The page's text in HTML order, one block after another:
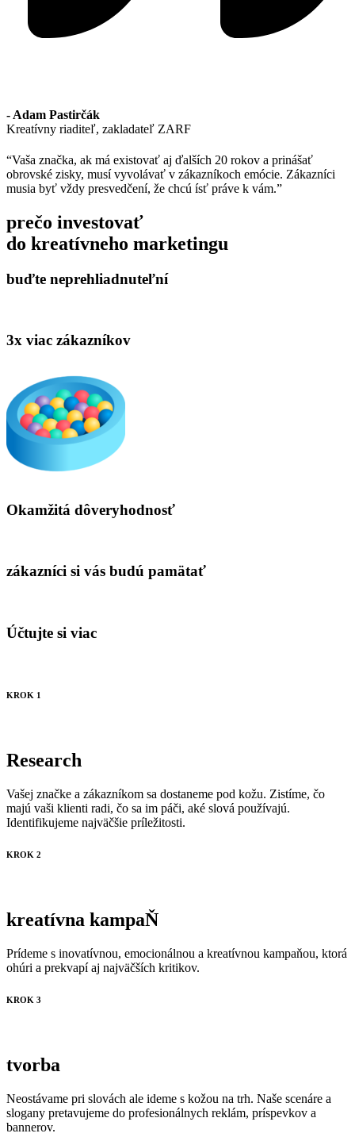
- Adam Pastirčák
Kreatívny riaditeľ, zakladateľ ZARF
“Vaša značka, ak má existovať aj ďalších 20 rokov a prinášať
obrovské zisky, musí vyvolávať v zákazníkoch emócie. Zákazníci
musia byť vždy presvedčení, že chcú ísť práve k vám.”
prečo investovať
do kreatívneho marketingu
buďte neprehliadnuteľní
3x viac zákazníkov
Okamžitá dôveryhodnosť
zákazníci si vás budú pamätať
Účtujte si viac
KROK 1
Research
Vašej značke a zákazníkom sa dostaneme pod kožu. Zistíme, čo
majú vaši klienti radi, čo sa im páči, aké slová používajú.
Identifikujeme najväčšie príležitosti.
KROK 2
kreatívna kampaŇ
Prídeme s inovatívnou, emocionálnou a kreatívnou kampaňou, ktorá
ohúri a prekvapí aj najväčších kritikov.
KROK 3
tvorba
Neostávame pri slovách ale ideme s kožou na trh. Naše scenáre a
slogany pretavujeme do profesionálnych reklám, príspevkov a
bannerov.